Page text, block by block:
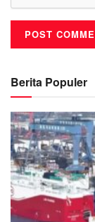
Berita Populer